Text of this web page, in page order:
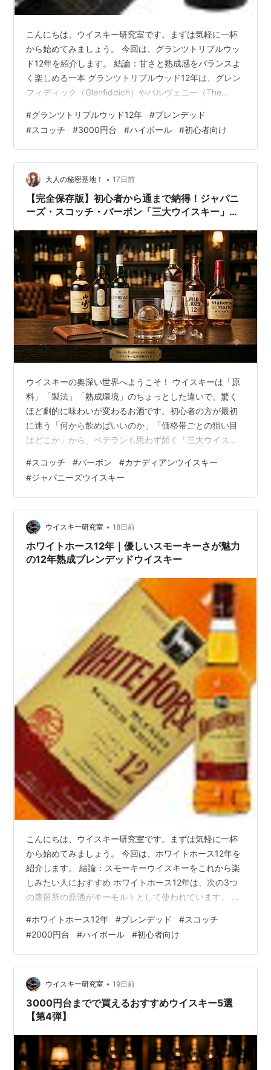
こんにちは、ウイスキー研究室です。まずは気軽に一杯
から始めてみましょう。 今回は、グランツトリプルウッ
ド12年を紹介します。 結論：甘さと熟成感をバランスよ
く楽しめる一本 グランツトリプルウッド12年は、グレン
フィディック（Glenfiddich）やバルヴェニー（The
ットランドのブレンデッドウイスキーです。 「トリプル
ウッド」の名前は、バーボン樽、シェリー樽、バージン
オーク樽の3種類の樽で熟成した原酒を使用していること
に由来しています。 基本情報 ・メーカー：ウィリアム・
グラント＆サンズ（William Grant & Sons） …
#グランツトリプルウッド12年 #ブレンデッド
#スコッチ #3000円台 #ハイボール #初心者向け
大人の秘密基地！ • 17日前
【完全保存版】初心者から通まで納得！ジャパニ
ーズ・スコッチ・バーボン「三大ウイスキー」徹
ウイスキーの奥深い世界へようこそ！ ウイスキーは「原
料」「製法」「熟成環境」のちょっとした違いで、驚く
ほど劇的に味わいが変わるお酒です。初心者の方が最初
に迷う「何から飲めばいいのか」「価格帯ごとの狙い目
はどこか」から、ベテランも思わず頷く「三大ウイスキ
す。 ウイスキーの世界は一見難しそうに見えますが、ポ
イントさえ押さえれば「自分好みの1本」に必ず出会えま
す。 今回は、世界の主要ウイスキーの中でも特に人気の
高い「ジャパニーズ」「スコッチ」「バーボン」の3つに
絞り、特徴の違いから価格帯ごとの“失敗しない選び方”ま
でを分かりやすく解説します！ 1. …
#スコッチ #バーボン #カナディアンウイスキー
#ジャパニーズウイスキー
ウイスキー研究室 • 18日前
ホワイトホース12年｜優しいスモーキーさが魅力
の12年熟成ブレンデッドウイスキー
こんにちは、ウイスキー研究室です。まずは気軽に一杯
から始めてみましょう。 今回は、ホワイトホース12年を
紹介します。 結論：スモーキーウイスキーをこれから楽
しみたい人におすすめ ホワイトホース12年は、次の3つ
の蒸留所の原酒がキーモルトとして使われています。 ・
Elgin）・クライゲラヒ（Craigellachie） いずれもスコッ
チを代表する有名蒸留所で、ホワイトホース12年の味わ
いを支えています。 💡キーモルトとは？ブレンデッドウ
イスキーの味わいの中心となる原酒のことです。複数の
原酒をブレンドして造られる中でも、個性を大きく左
右…
#ホワイトホース12年 #ブレンデッド #スコッチ
#2000円台 #ハイボール #初心者向け
ウイスキー研究室 • 19日前
3000円台までで買えるおすすめウイスキー5選
【第4弾】